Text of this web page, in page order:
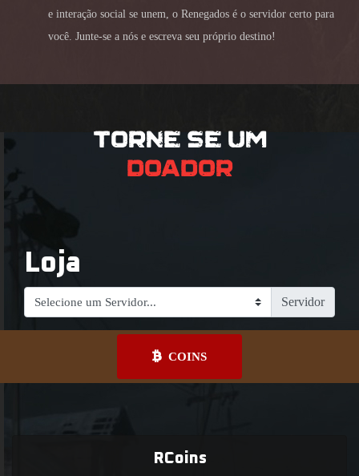
e interação social se unem, o Renegados é o servidor certo para
você. Junte-se a nós e escreva seu próprio destino!
TORNE SE UM
DOADOR
Loja
Servidor
COINS
RCoins